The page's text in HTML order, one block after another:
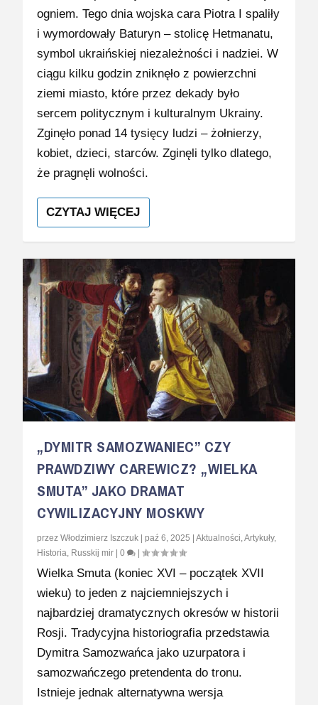
ogniem. Tego dnia wojska cara Piotra I spaliły
i wymordowały Baturyn – stolicę Hetmanatu,
symbol ukraińskiej niezależności i nadziei. W
ciągu kilku godzin zniknęło z powierzchni
ziemi miasto, które przez dekady było
sercem politycznym i kulturalnym Ukrainy.
Zginęło ponad 14 tysięcy ludzi – żołnierzy,
kobiet, dzieci, starców. Zginęli tylko dlatego,
że pragnęli wolności.
CZYTAJ WIĘCEJ
„DYMITR SAMOZWANIEC” CZY
PRAWDZIWY CAREWICZ? „WIELKA
SMUTA” JAKO DRAMAT
CYWILIZACYJNY MOSKWY
przezWłodzimierz Iszczuk |paź 6, 2025 |Aktualności,Artykuły,
Historia, Russkij mir |0 |
Wielka Smuta (koniec XVI – początek XVII
wieku) to jeden z najciemniejszych i
najbardziej dramatycznych okresów w historii
Rosji. Tradycyjna historiografia przedstawia
Dymitra Samozwańca jako uzurpatora i
samozwańczego pretendenta do tronu.
Istnieje jednak alternatywna wersja